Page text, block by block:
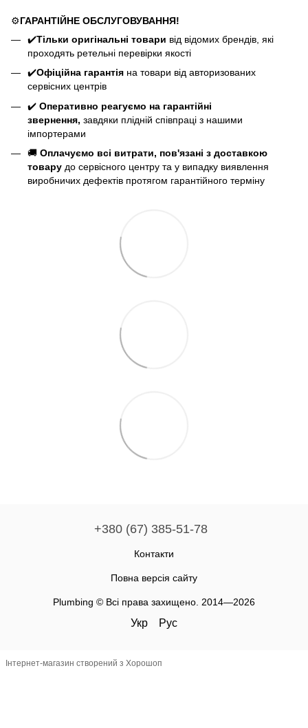
⚙️ГАРАНТІЙНЕ ОБСЛУГОВУВАННЯ!
✔️Тільки оригінальні товари від відомих брендів, які
проходять ретельні перевірки якості
✔️Офіційна гарантія на товари від авторизованих
сервісних центрів
✔️ Оперативно реагуємо на гарантійні
звернення, завдяки плідній співпраці з нашими
імпортерами
🚚 Оплачуємо всі витрати, пов'язані з доставкою
товару до сервісного центру та у випадку виявлення
виробничих дефектів протягом гарантійного терміну
+380 (67) 385-51-78
Контакти
Повна версія сайту
Plumbing © Всі права захищено. 2014—2026
Укр Рус
Інтернет-магазин створений з Хорошоп